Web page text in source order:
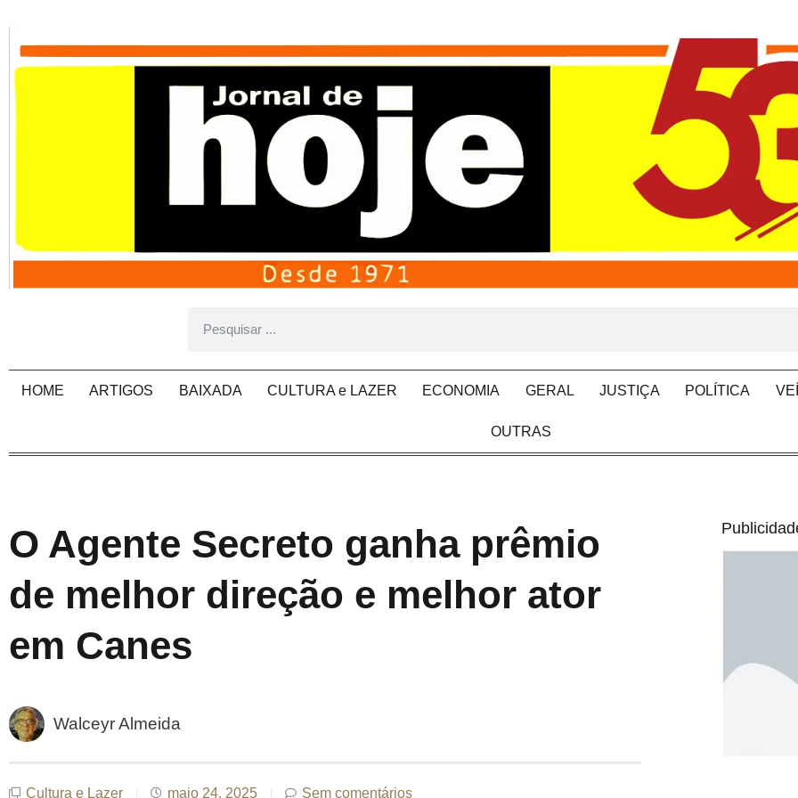
HOME ARTIGOS BAIXADA CULTURA e LAZER ECONOMIA GERAL JUSTIÇA POLÍTICA
OUTRAS
O Agente Secreto ganha prêmio
de melhor direção e melhor ator
em Canes
Walceyr Almeida
Cultura e Lazer maio 24, 2025 Sem comentários